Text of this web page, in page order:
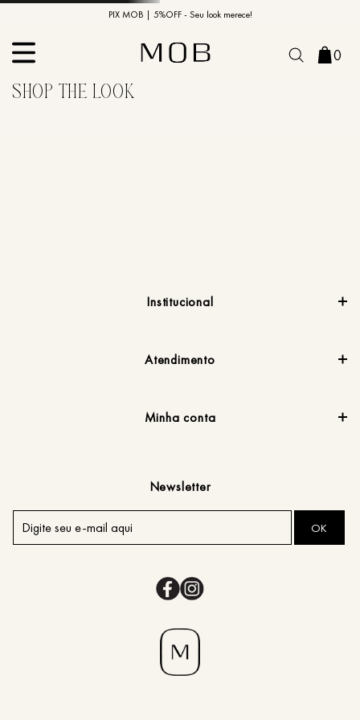
PIX MOB | 5%OFF - Seu look merece!
10% OFF na primeira compra | Cupom: BEMVINDO10*
0
Institucional
Atendimento
Minha conta
Newsletter
OK